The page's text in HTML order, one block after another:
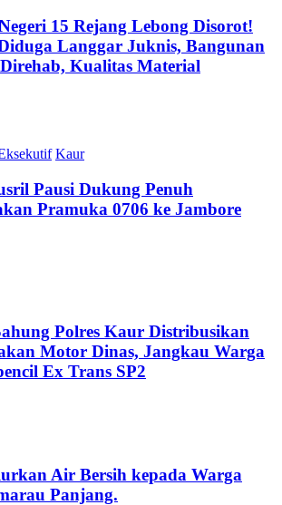
15 Rejang Lebong Disorot!
Langgar Juknis, Bangunan
Kualitas Material
Kaur
Pausi Dukung Penuh
Pramuka 0706 ke Jambore
Polres Kaur Distribusikan
Motor Dinas, Jangkau Warga
Ex Trans SP2
Air Bersih kepada Warga
Panjang.